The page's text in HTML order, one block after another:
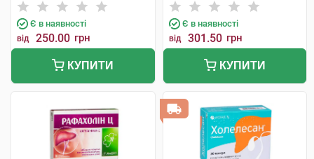
ЛТД, Індія
Є в наявності
від 250.00 грн
КУПИТИ
Франція
Є в наявності
від 301.50 грн
КУПИТИ